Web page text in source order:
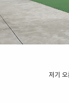
저기 오